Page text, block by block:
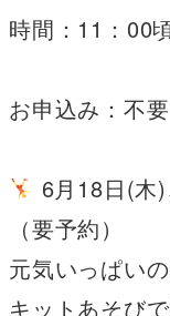
時間：11：00
お申込み：不
6月18日(木
（要予約）
元気いっぱい
キットあそび